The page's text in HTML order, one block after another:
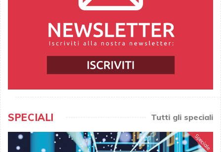
SPECIALI Tutti gli speciali
Speciale